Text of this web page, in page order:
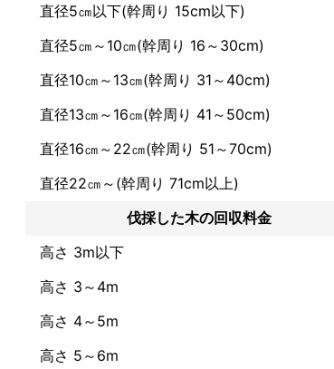
「こんな隣接した大きな木伐採できるの？根株はど
◉移植、植栽 景観を良くしたい‼または、大切な木を
移植例 : 一口に「移植」と言いますが、様々な方法が
また、丁寧な仕事として「根回し」という移植の前
に掘り取るのではなく、移植によるダメージを緩和
《植栽移植料金》 ¥5,000〜13,000（高さ3m未満/本）
これまでの実績
★造園施工管理技士取得★
アピールポイント
お客様のお気持ちに寄り添い「親切、丁寧、満足な
直径5㎝以下(幹周り 15cm以下)
直径5㎝～10㎝(幹周り 16～30cm)
直径10㎝～13㎝(幹周り 31～40cm)
直径13㎝～16㎝(幹周り 41～50cm)
直径16㎝～22㎝(幹周り 51～70cm)
直径22㎝～(幹周り 71cm以上)
伐採した木の回収料金
高さ 3m以下
高さ 3～4m
高さ 4～5m
高さ 5～6m